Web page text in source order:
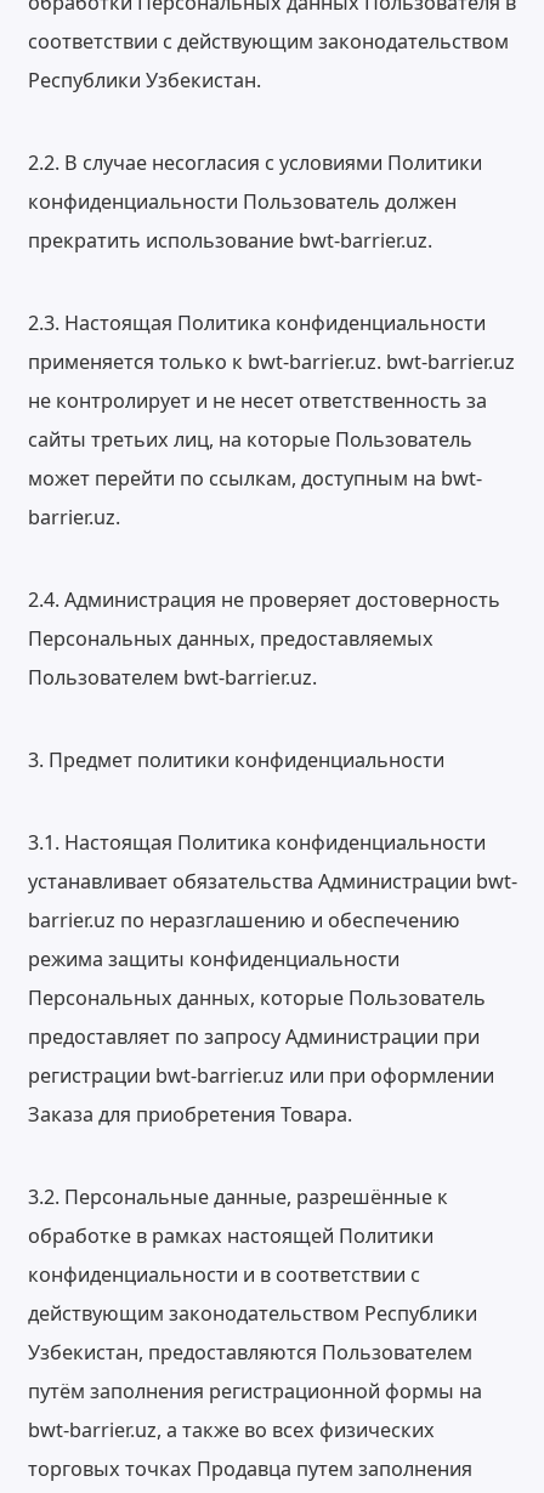
соответствии с действующим законодательством
Республики Узбекистан.
2.2. В случае несогласия с условиями Политики
конфиденциальности Пользователь должен
прекратить использование bwt-barrier.uz.
2.3. Настоящая Политика конфиденциальности
применяется только к bwt-barrier.uz. bwt-barrier.uz
не контролирует и не несет ответственность за
сайты третьих лиц, на которые Пользователь
может перейти по ссылкам, доступным на bwt-
barrier.uz.
2.4. Администрация не проверяет достоверность
Персональных данных, предоставляемых
Пользователем bwt-barrier.uz.
3. Предмет политики конфиденциальности
3.1. Настоящая Политика конфиденциальности
устанавливает обязательства Администрации bwt-
barrier.uz по неразглашению и обеспечению
режима защиты конфиденциальности
Персональных данных, которые Пользователь
предоставляет по запросу Администрации при
регистрации bwt-barrier.uz или при оформлении
Заказа для приобретения Товара.
3.2. Персональные данные, разрешённые к
обработке в рамках настоящей Политики
конфиденциальности и в соответствии с
действующим законодательством Республики
Узбекистан, предоставляются Пользователем
путём заполнения регистрационной формы на
bwt-barrier.uz, а также во всех физических
торговых точках Продавца путем заполнения